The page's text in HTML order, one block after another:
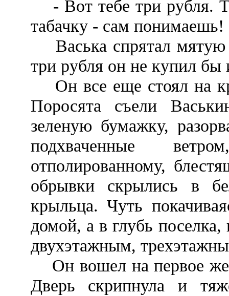
- Вот тебе три рубля.
табачку - сам понимаешь!
Васька спрятал мятую
три рубля он не купил
Он все еще стоял на
Поросята съели
зеленую бумажку,
подхваченные
отполированному,
обрывки скрылись в
крыльца. Чуть
домой, а в глубь
двухэтажным,
Он вошел на первое же
Дверь скрипнула и